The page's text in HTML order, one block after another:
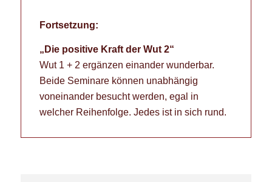
Fortsetzung:
„Die positive Kraft der Wut 2“
Wut 1 + 2 ergänzen einander wunderbar.
Beide Seminare können unabhängig
voneinander besucht werden, egal in
welcher Reihenfolge. Jedes ist in sich rund.